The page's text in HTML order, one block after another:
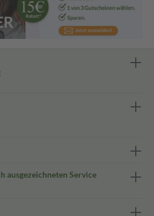
ausgezeichneten Service